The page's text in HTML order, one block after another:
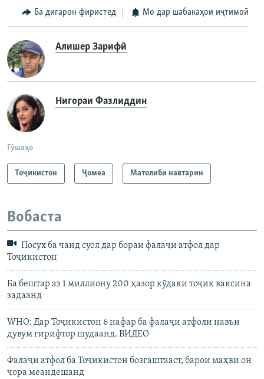
Ба дигарон фиристед Мо дар шабакаҳои иҷтимоӣ
Алишер Зарифӣ
Нигораи Фазлиддин
Гӯшаҳо
Тоҷикистон Ҷомeа Матолиби навтарин
Вобаста
Посух ба чанд суол дар бораи фалаҷи атфол дар
Тоҷикистон
Ба бештар аз 1 миллиону 200 ҳазор кӯдаки тоҷик ваксина
задаанд
WHO: Дар Тоҷикистон 6 нафар ба фалаҷи атфоли навъи
дувум гирифтор шудаанд. ВИДЕО
Фалаҷи атфол ба Тоҷикистон бозгаштааст, барои маҳви он
чора меандешанд